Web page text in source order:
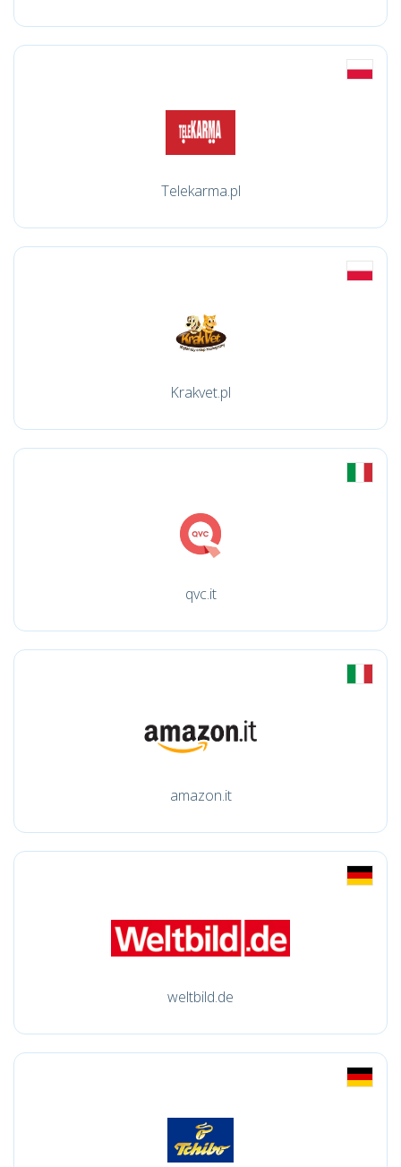
Telekarma.pl
Krakvet.pl
qvc.it
amazon.it
weltbild.de